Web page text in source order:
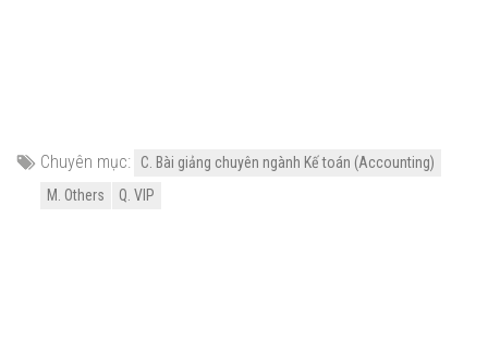
Chuyên mục:
C. Bài giảng chuyên ngành Kế toán (Accounting)
M. Others
Q. VIP